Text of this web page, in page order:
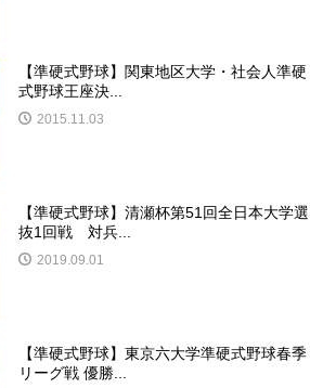
【準硬式野球】関東地区大学・社会人準硬
式野球王座決...
2015.11.03
【準硬式野球】清瀬杯第51回全日本大学選
抜1回戦 対兵...
2019.09.01
【準硬式野球】東京六大学準硬式野球春季
リーグ戦 優勝...